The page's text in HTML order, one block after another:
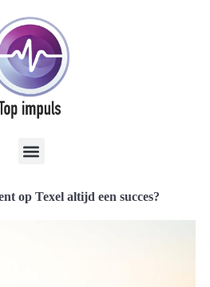
op Texel altijd een succes?